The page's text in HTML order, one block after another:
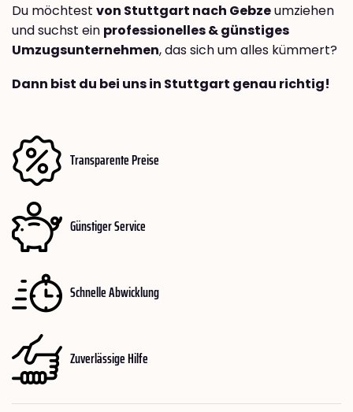
Du möchtest von Stuttgart nach Gebzeumziehen
und suchst ein professionelles & günstiges
Umzugsunternehmen, das sich um alles kümmert?
Dann bist du bei uns in Stuttgart genau richtig!
Transparente Preise
Günstiger Service
Schnelle Abwicklung
Zuverlässige Hilfe